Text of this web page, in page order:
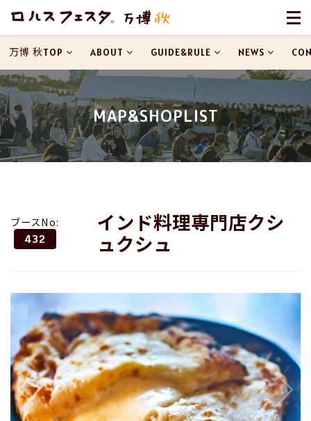
MAP&SHOPLIST
万博 秋TOP ABOUT GUIDE&RULE NEWS
ブースNo:
432
インド料理専門店クシ
ュクシュ